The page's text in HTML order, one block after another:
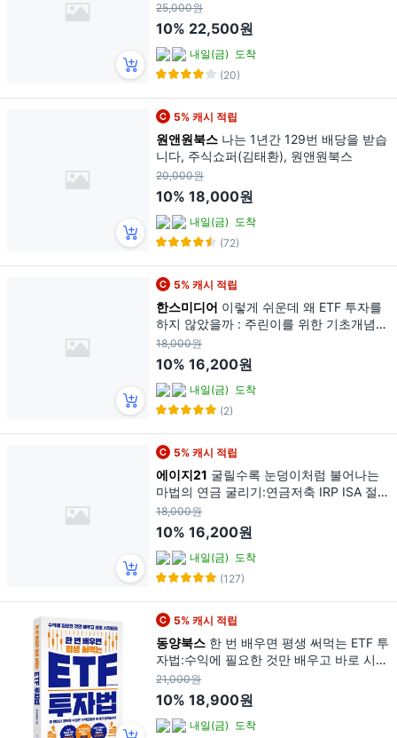
25,000원
10% 22,500원
내일(금)
도착
(20)
5% 캐시 적립
원앤원북스 나는 1년간 129번 배당을 받습
니다, 주식쇼퍼(김태환), 원앤원북스
20,000원
10% 18,000원
내일(금)
도착
(72)
5% 캐시 적립
한스미디어 이렇게 쉬운데 왜 ETF 투자를
하지 않았을까 : 주린이를 위한 기초개념부
터 중고급 투자기법까지 한 권에 담은 ETF
투자 가이드, 한스미디어, 홍장원
18,000원
10% 16,200원
내일(금)
도착
(2)
5% 캐시 적립
에이지21 굴릴수록 눈덩이처럼 불어나는
마법의 연금 굴리기:연금저축 IRP ISA 절세
삼총사를 ETF로 자산배분하라!, 김성일, 에
이지21
18,000원
10% 16,200원
내일(금)
도착
(127)
5% 캐시 적립
동양북스 한 번 배우면 평생 써먹는 ETF 투
자법:수익에 필요한 것만 배우고 바로 시작
하자, 동양북스, 윤타(윤영준)
21,000원
10% 18,900원
내일(금)
도착